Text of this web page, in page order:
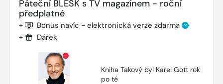
Páteční BLESK s TV magazínem - roční
předplatné
+ Bonus navíc - elektronická verze zdarma ?
+ Dárek
Kniha Takový byl Karel Gott rok
po té